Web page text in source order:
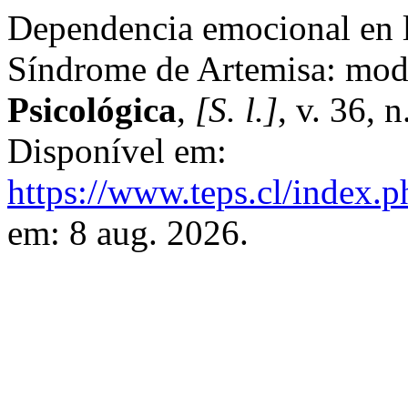
Dependencia emocional
Síndrome de Artemisa:
Psicológica, [S. l.], v. 36,
Disponível em:
https://www.teps.cl/
em: 8 aug. 2026.